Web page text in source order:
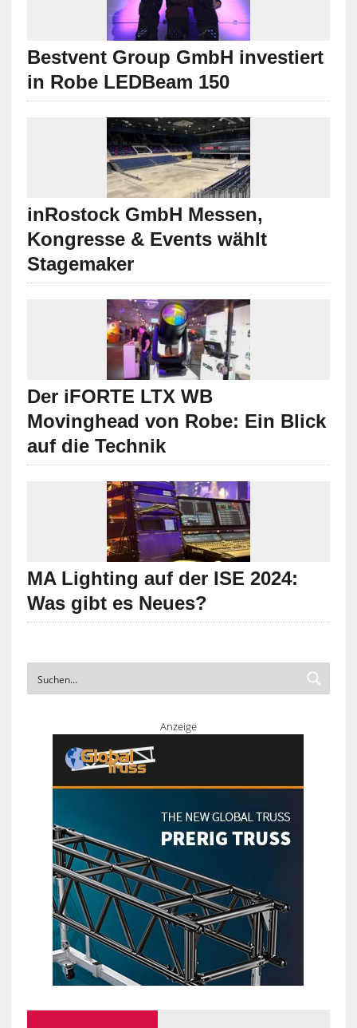
Bestvent Group GmbH investiert
in Robe LEDBeam 150
inRostock GmbH Messen,
Kongresse & Events wählt
Stagemaker
Der iFORTE LTX WB
Movinghead von Robe: Ein Blick
auf die Technik
MA Lighting auf der ISE 2024:
Was gibt es Neues?
Anzeige